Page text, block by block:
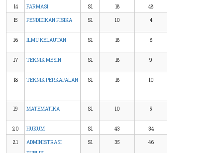
14 FARMASI S1 18 48
15 PENDIDIKAN FISIKA S1 10 4
16 ILMU KELAUTAN S1 18 8
17 TEKNIK MESIN S1 18 9
18 TEKNIK PERKAPALAN S1 18 10
19 MATEMATIKA S1 10 5
20 HUKUM S1 43 34
21
ADMINISTRASI
S1 35 46